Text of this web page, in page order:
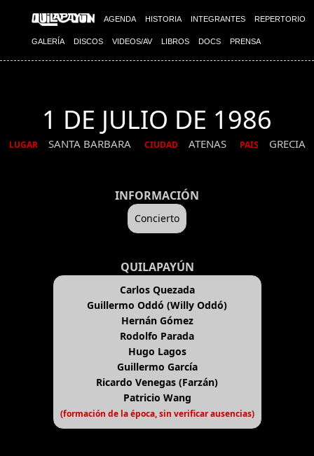
AGENDA HISTORIA INTEGRANTES REPERTORIO
GALERÍA DISCOS VIDEOS/AV LIBROS DOCS PRENSA
1 DE JULIO DE 1986
LUGAR SANTA BARBARA CIUDAD ATENAS PAIS GRECIA
INFORMACIÓN
Concierto
QUILAPAYÚN
Carlos Quezada
Guillermo Oddó (Willy Oddó)
Hernán Gómez
Rodolfo Parada
Hugo Lagos
Guillermo García
Ricardo Venegas (Farzán)
Patricio Wang
(formación de la época, sin verificar ausencias)